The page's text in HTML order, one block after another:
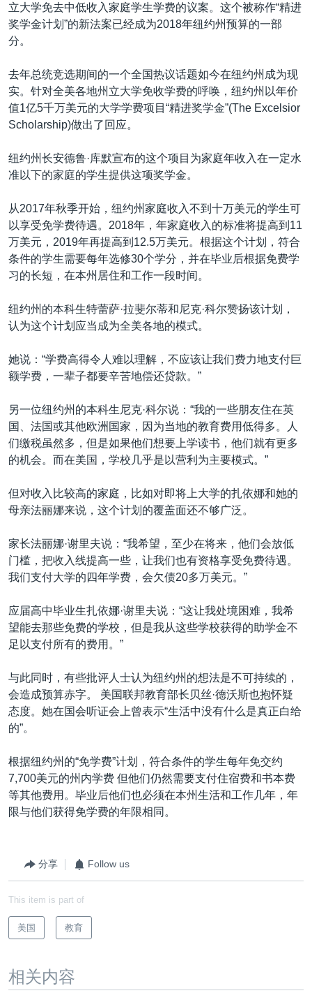
台海两岸关系
南中国海争端
关注新疆
GEN Z 看美国
其他语言网站
立大学免去中低收入家庭学生学费的议案。这个被称作“精进
奖学金计划”的新法案已经成为2018年纽约州预算的一部
分。
去年总统竞选期间的一个全国热议话题如今在纽约州成为现
实。针对全美各地州立大学免收学费的呼唤，纽约州以年价
值1亿5千万美元的大学学费项目“精进奖学金”(The Excelsior
Scholarship)做出了回应。
纽约州长安德鲁·库默宣布的这个项目为家庭年收入在一定水
准以下的家庭的学生提供这项奖学金。
从2017年秋季开始，纽约州家庭收入不到十万美元的学生可
以享受免学费待遇。2018年，年家庭收入的标准将提高到11
万美元，2019年再提高到12.5万美元。根据这个计划，符合
条件的学生需要每年选修30个学分，并在毕业后根据免费学
习的长短，在本州居住和工作一段时间。
纽约州的本科生特蕾萨·拉斐尔蒂和尼克·科尔赞扬该计划，
认为这个计划应当成为全美各地的模式。
她说：“学费高得令人难以理解，不应该让我们费力地支付巨
额学费，一辈子都要辛苦地偿还贷款。”
另一位纽约州的本科生尼克·科尔说：“我的一些朋友住在英
国、法国或其他欧洲国家，因为当地的教育费用低得多。人
们缴税虽然多，但是如果他们想要上学读书，他们就有更多
的机会。而在美国，学校几乎是以营利为主要模式。”
但对收入比较高的家庭，比如对即将上大学的扎依娜和她的
母亲法丽娜来说，这个计划的覆盖面还不够广泛。
家长法丽娜·谢里夫说：“我希望，至少在将来，他们会放低
门槛，把收入线提高一些，让我们也有资格享受免费待遇。
我们支付大学的四年学费，会欠债20多万美元。”
应届高中毕业生扎依娜·谢里夫说：“这让我处境困难，我希
望能去那些免费的学校，但是我从这些学校获得的助学金不
足以支付所有的费用。”
与此同时，有些批评人士认为纽约州的想法是不可持续的，
会造成预算赤字。 美国联邦教育部长贝丝·德沃斯也抱怀疑
态度。她在国会听证会上曾表示“生活中没有什么是真正白给
的”。
根据纽约州的“免学费”计划，符合条件的学生每年免交约
7,700美元的州内学费 但他们仍然需要支付住宿费和书本费
等其他费用。毕业后他们也必须在本州生活和工作几年，年
限与他们获得免学费的年限相同。
分享 Follow us
This item is part of
美国 教育
相关内容